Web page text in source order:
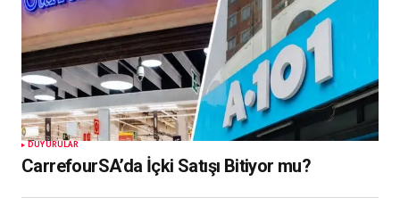
DUYURULAR
CarrefourSA’da İçki Satışı Bitiyor mu?